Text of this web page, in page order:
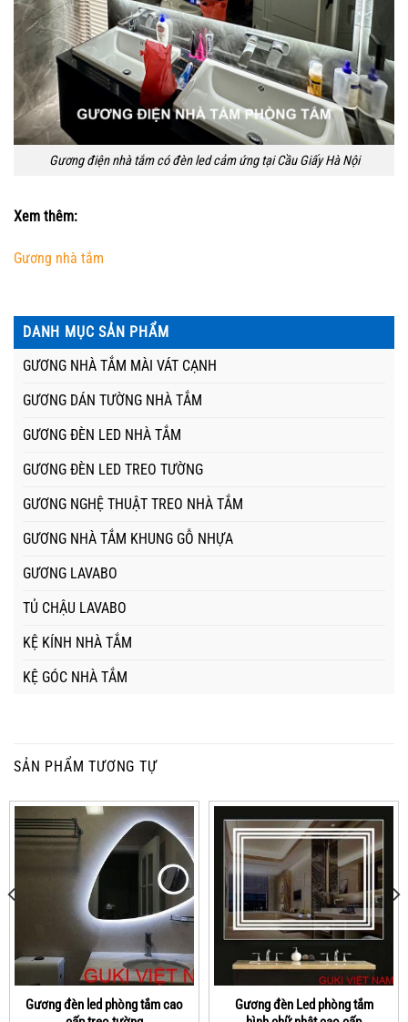
Gương điện nhà tắm có đèn led cảm ứng tại Cầu Giấy Hà Nội
Xem thêm:
Gương nhà tắm
DANH MỤC SẢN PHẨM
GƯƠNG NHÀ TẮM MÀI VÁT CẠNH
GƯƠNG DÁN TƯỜNG NHÀ TẮM
GƯƠNG ĐÈN LED NHÀ TẮM
GƯƠNG ĐÈN LED TREO TƯỜNG
GƯƠNG NGHỆ THUẬT TREO NHÀ TẮM
GƯƠNG NHÀ TẮM KHUNG GỖ NHỰA
GƯƠNG LAVABO
TỦ CHẬU LAVABO
KỆ KÍNH NHÀ TẮM
KỆ GÓC NHÀ TẮM
SẢN PHẨM TƯƠNG TỰ
Gương đèn led phòng tắm cao
Gương đèn Led phòng tắm